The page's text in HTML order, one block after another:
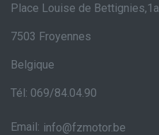
Place Louise de Bettignies,1a
7503 Froyennes
Belgique
Tél: 069/84.04.90
Email: info@fzmotor.be